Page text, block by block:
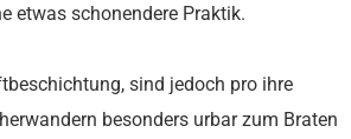
etwas schonendere Praktik.
sind jedoch pro ihre
besonders urbar zum Braten